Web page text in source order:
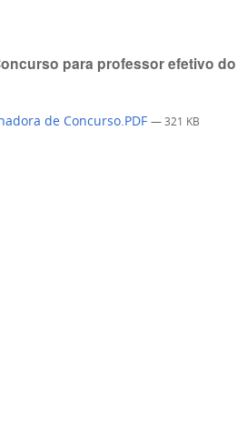
para professor efetivo do
de Concurso.PDF— 321 KB